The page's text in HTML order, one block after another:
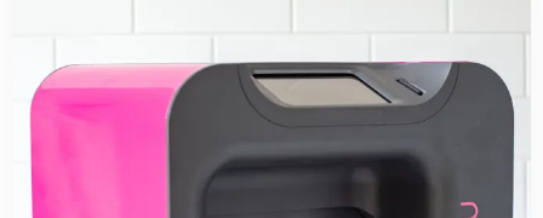
voor
stap
review:
3D